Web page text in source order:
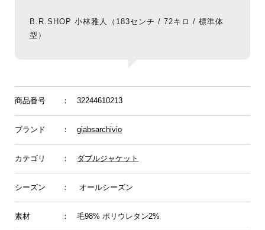
B.R.SHOP 小林雅人（183センチ / 72キロ / 標準体
型）
商品番号 ： 32244610213
ブランド ：giabsarchivio
カテゴリ ： ダブルジャケット
シーズン ： オールシーズン
素材 ： 毛98% ポリウレタン2%